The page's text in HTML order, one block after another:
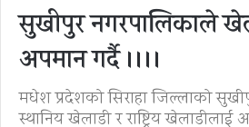
सुखीपुर नगरपालिकाले
अपमान गर्दै ।।।।
मधेश प्रदेशको सिराहा जिल्लाको
स्थानिय खेलाडी र राष्ट्रिय